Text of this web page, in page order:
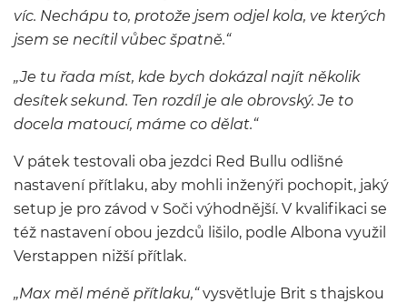
víc. Nechápu to, protože jsem odjel kola, ve kterých
jsem se necítil vůbec špatně.“
„Je tu řada míst, kde bych dokázal najít několik
desítek sekund. Ten rozdíl je ale obrovský. Je to
docela matoucí, máme co dělat.“
V pátek testovali oba jezdci Red Bullu odlišné
nastavení přítlaku, aby mohli inženýři pochopit, jaký
setup je pro závod v Soči výhodnější. V kvalifikaci se
též nastavení obou jezdců lišilo, podle Albona využil
Verstappen nižší přítlak.
„Max měl méně přítlaku,“vysvětluje Brit s thajskou